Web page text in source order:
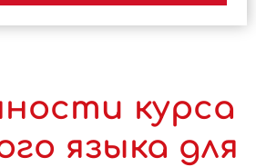
курса
языка для